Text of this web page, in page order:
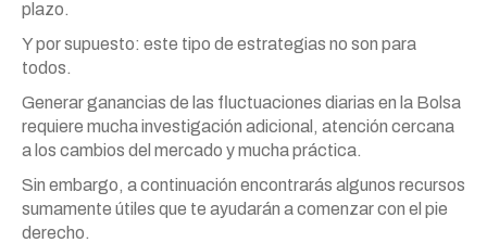
plazo.
Y por supuesto: este tipo de estrategias no son para
todos.
Generar ganancias de las fluctuaciones diarias en la Bolsa
requiere mucha investigación adicional, atención cercana
a los cambios del mercado y mucha práctica.
Sin embargo, a continuación encontrarás algunos recursos
sumamente útiles que te ayudarán a comenzar con el pie
derecho.